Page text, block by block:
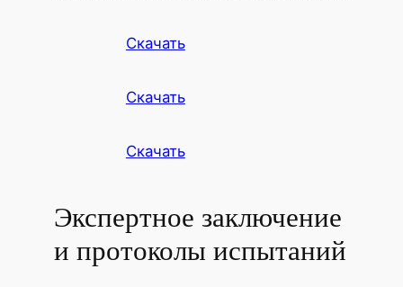
Скачать
Скачать
Скачать
Экспертное заключение
и протоколы испытаний